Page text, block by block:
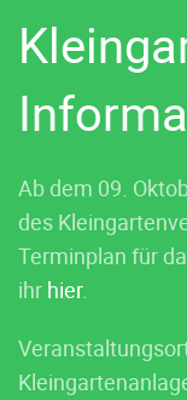
Ab dem 09.
des
Terminplan für
ihr hier.